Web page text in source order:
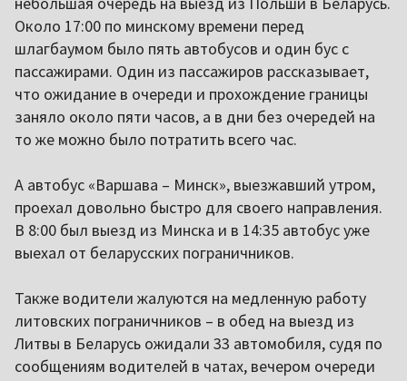
Около 17:00 по минскому времени перед
шлагбаумом было пять автобусов и один бус с
пассажирами. Один из пассажиров рассказывает,
что ожидание в очереди и прохождение границы
заняло около пяти часов, а в дни без очередей на
то же можно было потратить всего час.
А автобус «Варшава – Минск», выезжавший утром,
проехал довольно быстро для своего направления.
В 8:00 был выезд из Минска и в 14:35 автобус уже
выехал от беларусских пограничников.
Также водители жалуются на медленную работу
литовских пограничников – в обед на выезд из
Литвы в Беларусь ожидали 33 автомобиля, судя по
сообщениям водителей в чатах, вечером очереди